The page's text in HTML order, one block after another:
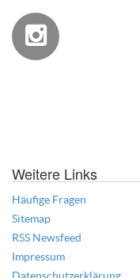

Weitere Links
Häufige Fragen
Sitemap
RSS Newsfeed
Impressum
Datenschutzerklärung